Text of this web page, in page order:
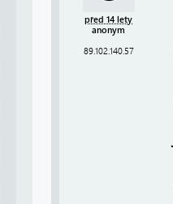
před 14 lety
anonym
89.102.140.57